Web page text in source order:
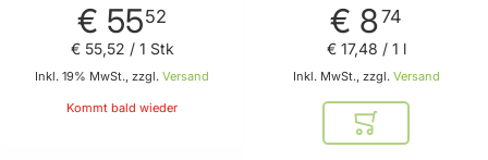
Geschenkidee für
Pasta Fans von Baccili
€ 5552
Inkl. 19% MwSt., zzgl. Versand
€ 55,52 / 1 Stk
Kommt bald wieder
Cocktails von Höllinger
Juice
€ 874
Inkl. MwSt., zzgl. Versand
€ 17,48 / 1 l
In den